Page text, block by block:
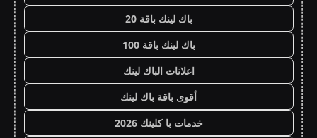
باك لينك باقة 20
باك لينك باقة 100
اعلانات الباك لينك
أقوى باقة باك لينك
خدمات با كلينك 2026